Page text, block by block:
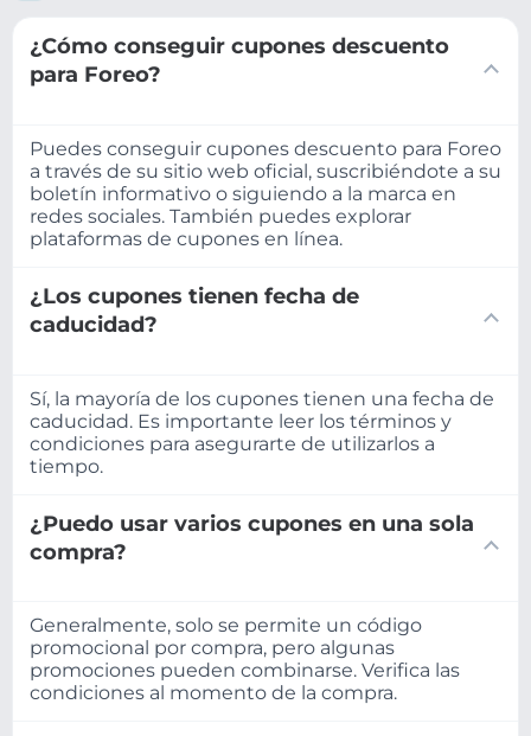
¿Cómo conseguir cupones descuento
para Foreo?
Puedes conseguir cupones descuento para Foreo
a través de su sitio web oficial, suscribiéndote a su
boletín informativo o siguiendo a la marca en
redes sociales. También puedes explorar
plataformas de cupones en línea.
¿Los cupones tienen fecha de
caducidad?
Sí, la mayoría de los cupones tienen una fecha de
caducidad. Es importante leer los términos y
condiciones para asegurarte de utilizarlos a
tiempo.
¿Puedo usar varios cupones en una sola
compra?
Generalmente, solo se permite un código
promocional por compra, pero algunas
promociones pueden combinarse. Verifica las
condiciones al momento de la compra.